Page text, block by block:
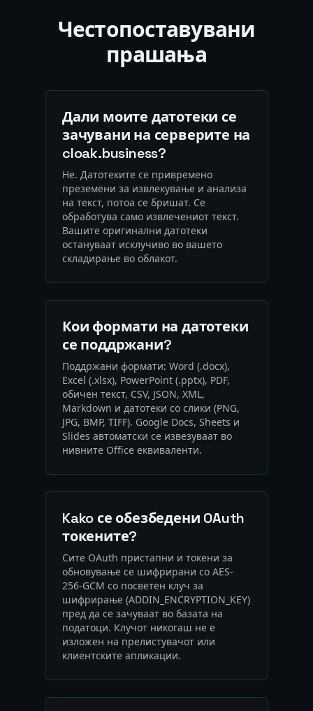
Честопоставувани
прашања
Дали моите датотеки се
зачувани на серверите на
cloak.business?
Не. Датотеките се привремено
преземени за извлекување и анализа
на текст, потоа се бришат. Се
обработува само извлечениот текст.
Вашите оригинални датотеки
остануваат исклучиво во вашето
складирање во облакот.
Кои формати на датотеки
се поддржани?
Поддржани формати: Word (.docx),
Excel (.xlsx), PowerPoint (.pptx), PDF,
обичен текст, CSV, JSON, XML,
Markdown и датотеки со слики (PNG,
JPG, BMP, TIFF). Google Docs, Sheets и
Slides автоматски се извезуваат во
нивните Office еквиваленти.
Kako се обезбедени OAuth
токените?
Сите OAuth пристапни и токени за
обновување се шифрирани со AES-
256-GCM со посветен клуч за
шифрирање (ADDIN_ENCRYPTION_KEY)
пред да се зачуваат во базата на
податоци. Клучот никогаш не е
изложен на прелистувачот или
клиентските апликации.